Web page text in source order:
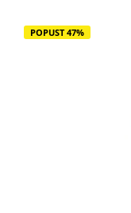
POPUST 47%